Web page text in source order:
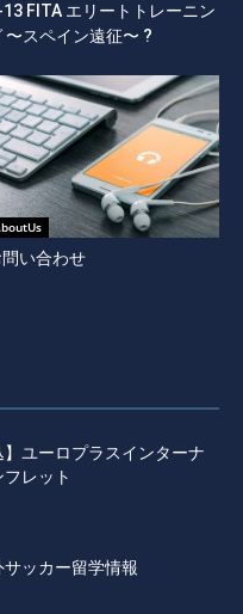
13 FITA エリートトレーニン
〜スペイン遠征〜 ?
問い合わせ
】ユーロプラスインターナ
レット
サッカー留学情報